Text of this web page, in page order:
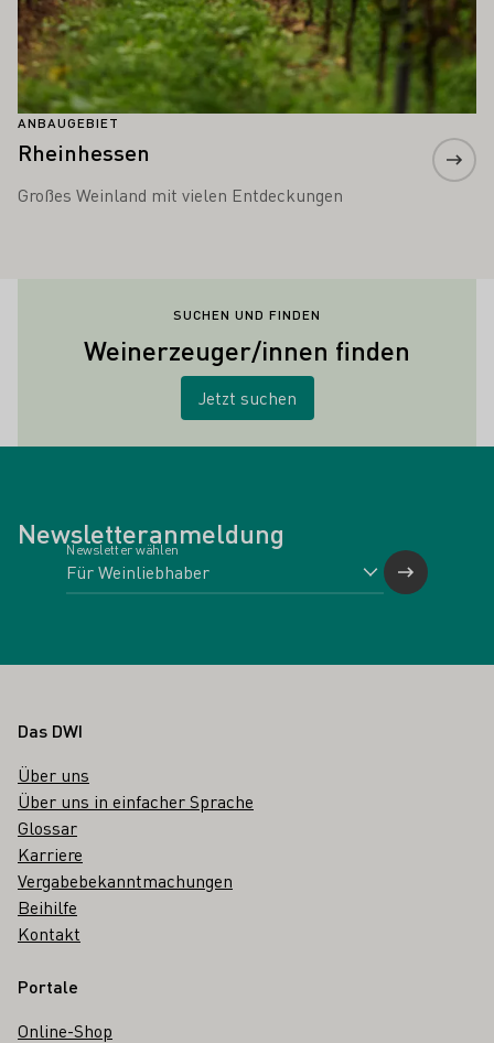
ANBAUGEBIET
Rheinhessen
Großes Weinland mit vielen Entdeckungen
SUCHEN UND FINDEN
Weinerzeuger/innen finden
Jetzt suchen
Newsletteranmeldung
Newsletter wählen
Fußbereich
Das DWI
Über uns
Über uns in einfacher Sprache
Glossar
Karriere
Vergabebekanntmachungen
Beihilfe
Kontakt
Portale
Online-Shop